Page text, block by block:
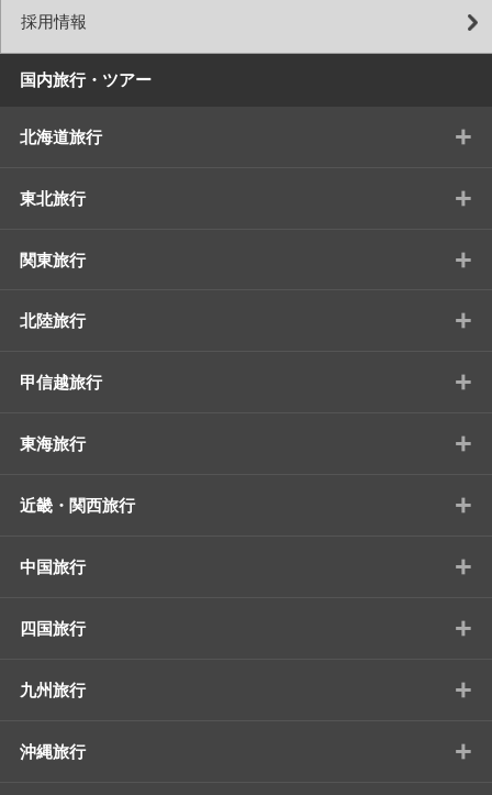
採用情報
国内旅行・ツアー
北海道旅行 +
東北旅行 +
関東旅行 +
北陸旅行 +
甲信越旅行 +
東海旅行 +
近畿・関西旅行 +
中国旅行 +
四国旅行 +
九州旅行 +
沖縄旅行 +